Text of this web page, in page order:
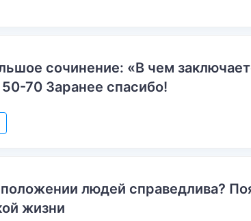
сочинение: «В чем
70 Заранее спасибо!
людей справедлива?
жизни